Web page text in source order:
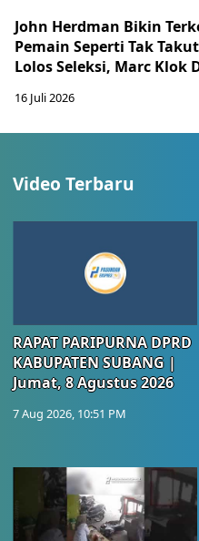
John Herdman Bikin
Pemain Seperti Tak
Lolos Seleksi, Marc Klok
16 Juli 2026
Video Terbaru
RAPAT PARIPURNA DPRD
KABUPATEN SUBANG |
Jumat, 8 Agustus 2026
7 Aug 2026, 10:51 PM